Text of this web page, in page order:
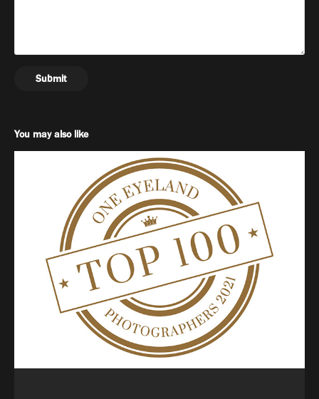
Submit
You may also like